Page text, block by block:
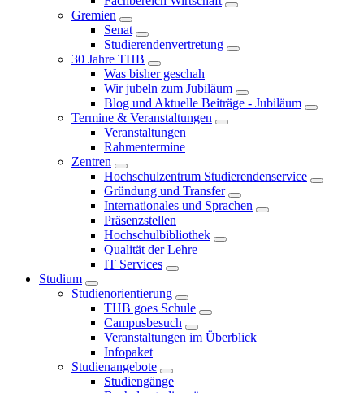
Gremien
Senat
Studierendenvertretung
30 Jahre THB
Was bisher geschah
Wir jubeln zum Jubiläum
Blog und Aktuelle Beiträge - Jubiläum
Termine & Veranstaltungen
Veranstaltungen
Rahmentermine
Zentren
Hochschulzentrum Studierendenservice
Gründung und Transfer
Internationales und Sprachen
Präsenzstellen
Hochschulbibliothek
Qualität der Lehre
IT Services
Studium
Studienorientierung
THB goes Schule
Campusbesuch
Veranstaltungen im Überblick
Infopaket
Studienangebote
Studiengänge